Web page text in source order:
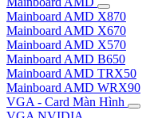
Mainboard AMD X870
Mainboard AMD X670
Mainboard AMD X570
Mainboard AMD B650
Mainboard AMD TRX50
Mainboard AMD WRX90
VGA - Card Màn Hình